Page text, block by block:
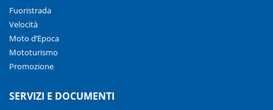
Fuoristrada
Velocità
Moto d’Epoca
Mototurismo
Promozione
SERVIZI E DOCUMENTI